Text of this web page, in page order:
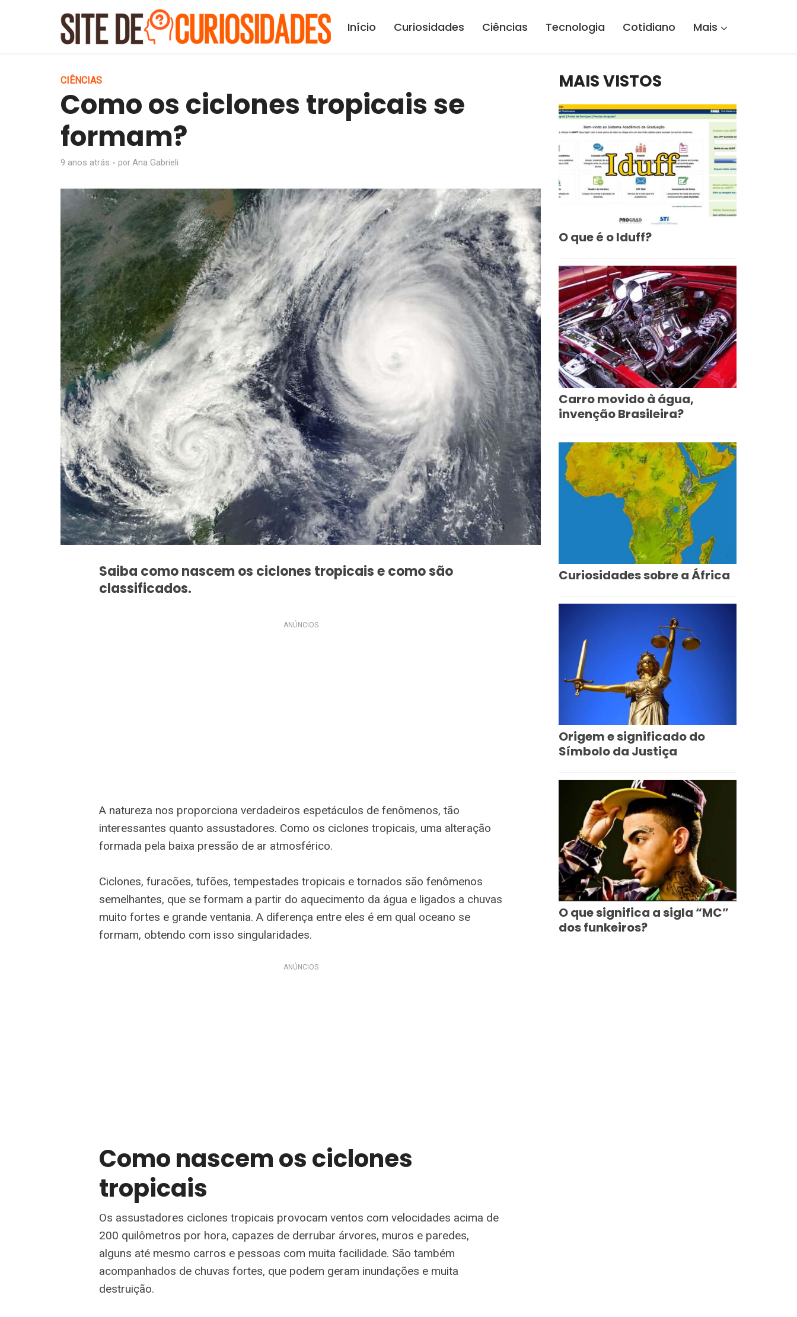
Início Curiosidades Ciências Tecnologia Cotidiano Mais
CIÊNCIAS
Como os ciclones tropicais se
formam?
9 anos atrás porAna Gabrieli
Saiba como nascem os ciclones tropicais e como são
classificados.
ANÚNCIOS
A natureza nos proporciona verdadeiros espetáculos de fenômenos, tão
interessantes quanto assustadores. Como os ciclones tropicais, uma alteração
formada pela baixa pressão de ar atmosférico.
Ciclones, furacões, tufões, tempestades tropicais e tornados são fenômenos
semelhantes, que se formam a partir do aquecimento da água e ligados a chuvas
muito fortes e grande ventania. A diferença entre eles é em qual oceano se
formam, obtendo com isso singularidades.
ANÚNCIOS
Como nascem os ciclones
tropicais
Os assustadores ciclones tropicais provocam ventos com velocidades acima de
200 quilômetros por hora, capazes de derrubar árvores, muros e paredes,
alguns até mesmo carros e pessoas com muita facilidade. São também
acompanhados de chuvas fortes, que podem geram inundações e muita
destruição.
MAIS VISTOS
O que é o Iduff?
Carro movido à água,
invenção Brasileira?
Curiosidades sobre a África
Origem e significado do
Símbolo da Justiça
O que significa a sigla “MC”
dos funkeiros?